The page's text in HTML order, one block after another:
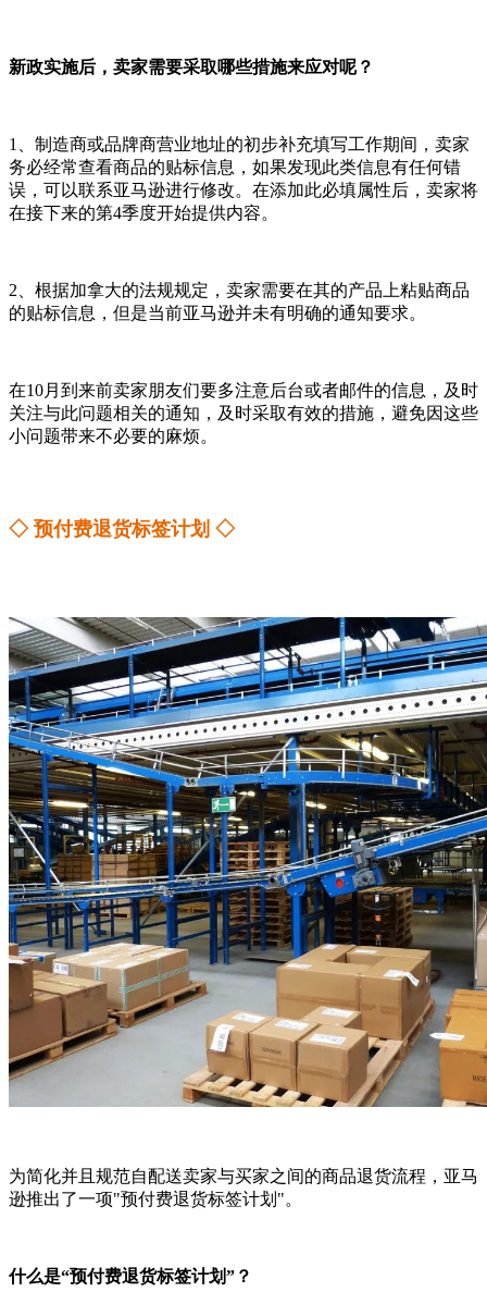
新政实施后，卖家需要采取哪些措施来应对呢？
1、制造商或品牌商营业地址的初步补充填写工作期间，卖家
务必经常查看商品的贴标信息，如果发现此类信息有任何错
误，可以联系亚马逊进行修改。在添加此必填属性后，卖家将
在接下来的第4季度开始提供内容。
2、根据加拿大的法规规定，卖家需要在其的产品上粘贴商品
的贴标信息，但是当前亚马逊并未有明确的通知要求。
在10月到来前卖家朋友们要多注意后台或者邮件的信息，及时
关注与此问题相关的通知，及时采取有效的措施，避免因这些
小问题带来不必要的麻烦。
◇ 预付费退货标签计划 ◇
为简化并且规范自配送卖家与买家之间的商品退货流程，亚马
逊推出了一项"预付费退货标签计划"。
什么是“预付费退货标签计划”？